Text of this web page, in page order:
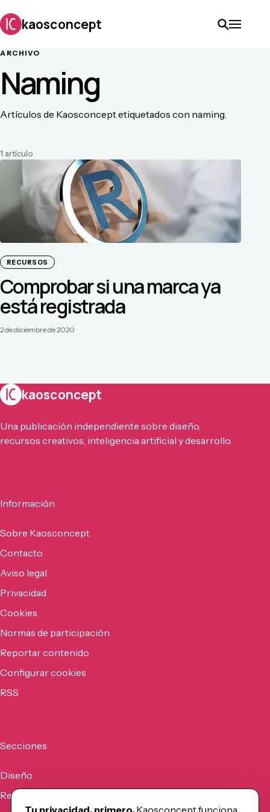
kaosconcept
ARCHIVO
Naming
Artículos de Kaosconcept etiquetados con naming.
1 artículo
RECURSOS
Comprobar si una marca ya
está registrada
2 de diciembre de 2020
kaosconcept
Una publicación independiente sobre diseño,
recursos creativos, inteligencia artificial y desarrollo.
Información
Sobre Kaosconcept
Contacto
Aviso legal
Privacidad
Cookies
Normas de participación
Reportar contenido
Configurar cookies
RSS
Secciones
Diseño
Recursos
Tu privacidad, primero. Kaosconcept funciona